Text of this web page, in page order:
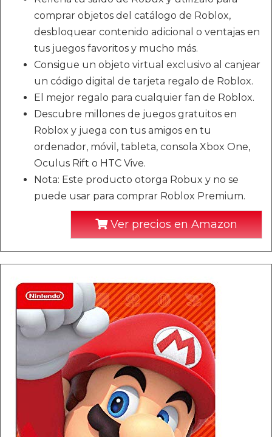
comprar objetos del catálogo de Roblox,
desbloquear contenido adicional o ventajas en
tus juegos favoritos y mucho más.
Consigue un objeto virtual exclusivo al canjear
un código digital de tarjeta regalo de Roblox.
El mejor regalo para cualquier fan de Roblox.
Descubre millones de juegos gratuitos en
Roblox y juega con tus amigos en tu
ordenador, móvil, tableta, consola Xbox One,
Oculus Rift o HTC Vive.
Nota: Este producto otorga Robux y no se
puede usar para comprar Roblox Premium.
Ver precios en Amazon